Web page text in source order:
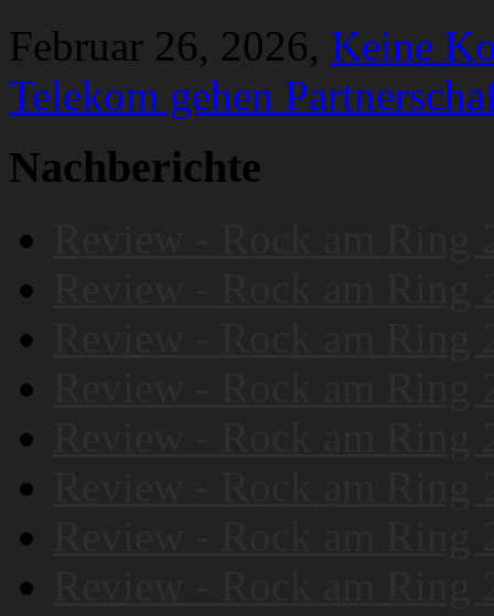
Februar 26, 2026, Keine
Telekom gehen
Nachberichte